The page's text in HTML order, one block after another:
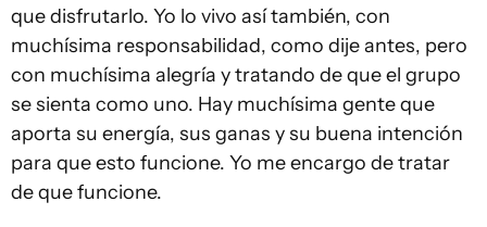
que disfrutarlo. Yo lo vivo así también, con
muchísima responsabilidad, como dije antes, pero
con muchísima alegría y tratando de que el grupo
se sienta como uno. Hay muchísima gente que
aporta su energía, sus ganas y su buena intención
para que esto funcione. Yo me encargo de tratar
de que funcione.